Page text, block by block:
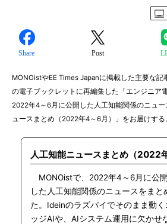
Share Post
MONOistやEE Times Japanに掲載した主要な記
の電子ブックレットに再編集した「エンジニア
2022年4～6月に公開した人工知能関係のニュ
ュースまとめ（2022年4～6月）」をお届けする
人工知能ニュースまとめ（2022
MONOistで、2022年4～6月に公開
した人工知能関係のニュースをまと
た。Ideinのラズパイでそのまま動く
ッジAIや、AIシステム運用に欠かせ